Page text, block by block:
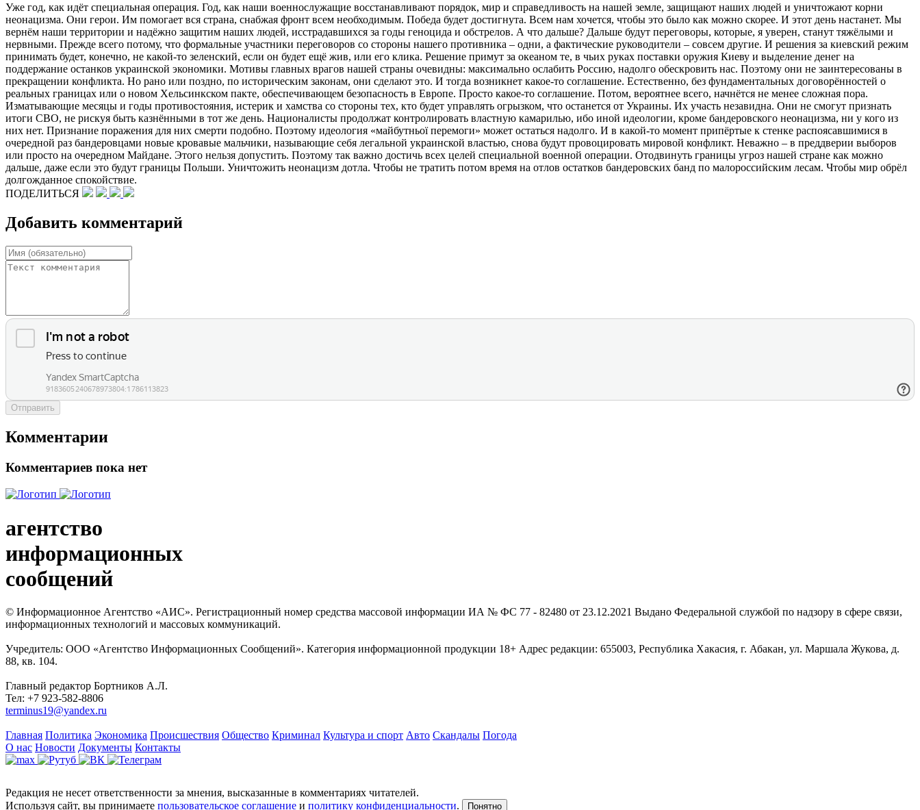
Уже год, как идёт специальная операция. Год, как наши военнослужащие восстанавливают порядок, мир и справедливость на нашей земле, защищают наших людей и уничтожают корни
неонацизма. Они герои. Им помогает вся страна, снабжая фронт всем необходимым. Победа будет достигнута. Всем нам хочется, чтобы это было как можно скорее. И этот день настанет. Мы
вернём наши территории и надёжно защитим наших людей, исстрадавшихся за годы геноцида и обстрелов. А что дальше? Дальше будут переговоры, которые, я уверен, станут тяжёлыми и
нервными. Прежде всего потому, что формальные участники переговоров со стороны нашего противника – одни, а фактические руководители – совсем другие. И решения за киевский режим
принимать будет, конечно, не какой-​то зеленский, если он будет ещё жив, или его клика. Решение примут за океаном те, в чьих руках поставки оружия Киеву и выделение денег на
поддержание останков украинской экономики. Мотивы главных врагов нашей страны очевидны: максимально ослабить Россию, надолго обескровить нас. Поэтому они не заинтересованы в
прекращении конфликта. Но рано или поздно, по историческим законам, они сделают это. И тогда возникнет какое-​то соглашение. Естественно, без фундаментальных договорённостей о
реальных границах или о новом Хельсинкском пакте, обеспечивающем безопасность в Европе. Просто какое-​то соглашение. Потом, вероятнее всего, начнётся не менее сложная пора.
Изматывающие месяцы и годы противостояния, истерик и хамства со стороны тех, кто будет управлять огрызком, что останется от Украины. Их участь незавидна. Они не смогут признать
итоги СВО, не рискуя быть казнёнными в тот же день. Националисты продолжат контролировать властную камарилью, ибо иной идеологии, кроме бандеровского неонацизма, ни у кого из
них нет. Признание поражения для них смерти подобно. Поэтому идеология «майбутньоï перемоги» может остаться надолго. И в какой-​то момент припёртые к стенке распоясавшимися в
очередной раз бандеровцами новые кровавые мальчики, называющие себя легальной украинской властью, снова будут провоцировать мировой конфликт. Неважно – в преддверии выборов
или просто на очередном Майдане. Этого нельзя допустить. Поэтому так важно достичь всех целей специальной военной операции. Отодвинуть границы угроз нашей стране как можно
дальше, даже если это будут границы Польши. Уничтожить неонацизм дотла. Чтобы не тратить потом время на отлов остатков бандеровских банд по малороссийским лесам. Чтобы мир обрёл
долгожданное спокойствие.
ПОДЕЛИТЬСЯ
Добавить комментарий
Отправить
Комментарии
Комментариев пока нет
агентство
информационных
сообщений
© Информационное Агентство «АИС». Регистрационный номер средства массовой информации ИА № ФС 77 - 82480 от 23.12.2021 Выдано Федеральной службой по надзору в сфере связи,
информационных технологий и массовых коммуникаций.
Учредитель: ООО «Агентство Информационных Сообщений». Категория информационной продукции 18+ Адрес редакции: 655003, Республика Хакасия, г. Абакан, ул. Маршала Жукова, д.
88, кв. 104.
Главный редактор Бортников А.Л.
Тел: +7 923-582-8806
terminus19@yandex.ru
Главная Политика Экономика Происшествия Общество Криминал Культура и спорт Авто Скандалы Погода
О нас Новости Документы Контакты
Редакция не несет ответственности за мнения, высказанные в комментариях читателей.
Используя сайт, вы принимаете пользовательское соглашение и политику конфиденциальности. Понятно